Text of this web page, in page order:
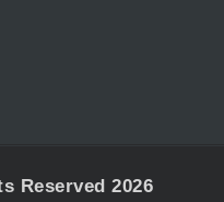
Reserved 2026